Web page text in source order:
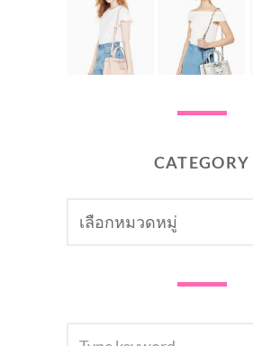
CATEGORY